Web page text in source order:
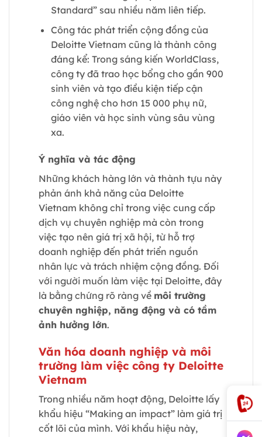
Standard” sau nhiều năm liên tiếp.
Công tác phát triển cộng đồng của
Deloitte Vietnam cũng là thành công
đáng kể: Trong sáng kiến WorldClass,
công ty đã trao học bổng cho gần 900
sinh viên và tạo điều kiện tiếp cận
công nghệ cho hơn 15 000 phụ nữ,
giáo viên và học sinh vùng sâu vùng
xa.
Ý nghĩa và tác động
Những khách hàng lớn và thành tựu này
phản ánh khả năng của Deloitte
Vietnam không chỉ trong việc cung cấp
dịch vụ chuyên nghiệp mà còn trong
việc tạo nên giá trị xã hội, từ hỗ trợ
doanh nghiệp đến phát triển nguồn
nhân lực và trách nhiệm cộng đồng. Đối
với người muốn làm việc tại Deloitte, đây
là bằng chứng rõ ràng về môi trường
chuyên nghiệp, năng động và có tầm
ảnh hưởng lớn.
Văn hóa doanh nghiệp và môi
trường làm việc công ty Deloitte
Vietnam
Trong nhiều năm hoạt động, Deloitte lấy
khẩu hiệu “Making an impact” làm giá trị
cốt lõi của mình. Với khẩu hiệu này,